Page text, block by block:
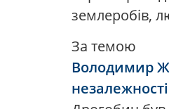
землеробів,
За темою
Володимир
незалежності